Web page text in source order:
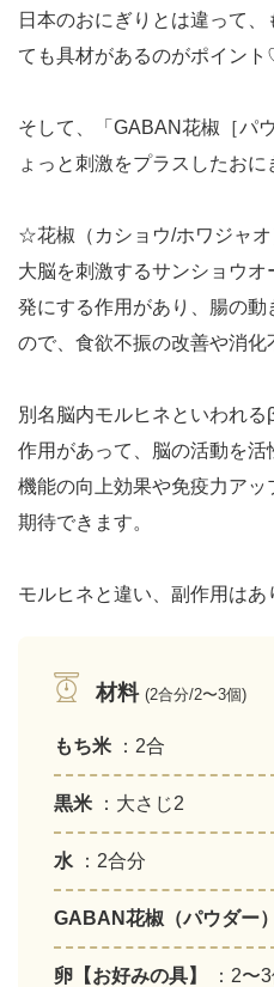
日本のおにぎりとは違って
ても具材があるのがポイン
そして、「GABAN花椒［パ
ょっと刺激をプラスしたおに
☆花椒（カショウ/ホワジャ
大脳を刺激するサンショウ
発にする作用があり、腸の
ので、食欲不振の改善や消化
別名脳内モルヒネといわれ
作用があって、脳の活動を
機能の向上効果や免疫力ア
期待できます。
モルヒネと違い、副作用はあ
材料 (2合分/2〜3個)
もち米 ：2合
黒米 ：大さじ2
水 ：2合分
GABAN花椒（パウダー）
卵【お好みの具】 ：2〜